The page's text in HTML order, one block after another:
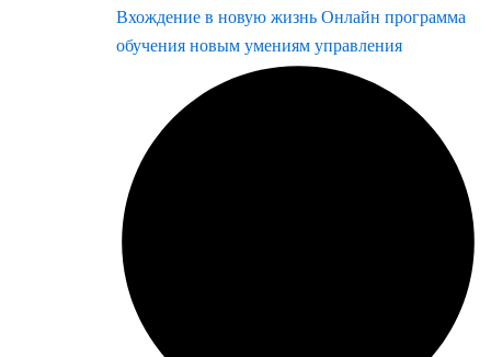
Вхождение в новую жизнь Онлайн программа
обучения новым умениям управления